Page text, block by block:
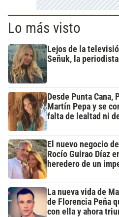
Lo más visto
Lejos de la
Señuk, la
Desde Punta Cana,
Martín Pepa y se
falta de lealtad ni
El nuevo negocio
Rocío Guirao Díaz
heredero de un
La nueva vida de
de Florencia Peña
con ella y ahora